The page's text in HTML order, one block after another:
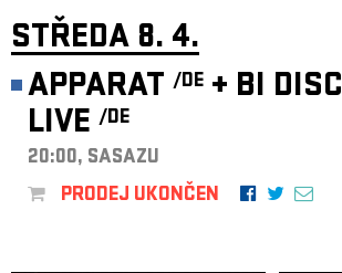
STŘEDA 8. 4.
APPARAT /DE + BI DISC
LIVE /DE
20:00, SASAZU
PRODEJ UKONČEN